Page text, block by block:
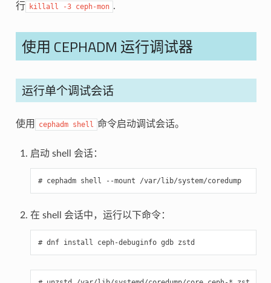
行 killall -3 ceph-mon .
使用 CEPHADM 运行调试器
运行单个调试会话
使用 cephadm shell 命令启动调试会话。
启动 shell 会话：
cephadm shell --mount /var/lib/system/coredump
在 shell 会话中，运行以下命令：
dnf install ceph-debuginfo gdb zstd